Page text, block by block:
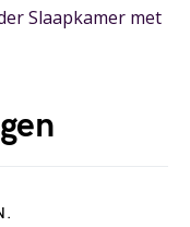
Slaapkamer met